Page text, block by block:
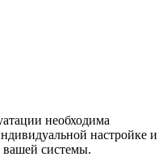
необходима
настройке и
вашей системы.